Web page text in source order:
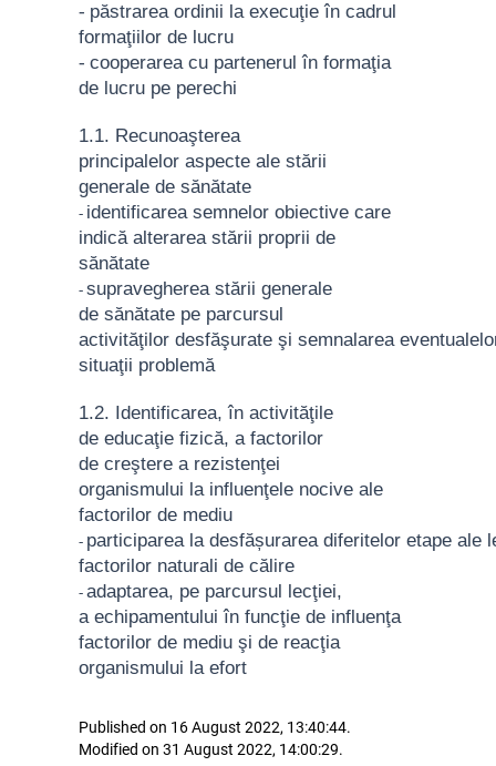
- păstrarea ordinii la execuţie în cadrul
formaţiilor de lucru
- cooperarea cu partenerul în formaţia
de lucru pe perechi
1.1. Recunoaşterea
principalelor aspecte ale stării
generale de sănătate
- identificarea semnelor obiective care
indică alterarea stării proprii de
sănătate
- supravegherea stării generale
de sănătate pe parcursul
activităţilor desfăşurate şi semnalarea
situaţii problemă
1.2. Identificarea, în activităţile
de educaţie fizică, a factorilor
de creştere a rezistenţei
organismului la influenţele nocive ale
factorilor de mediu
- participarea la desfășurareadiferitelor etape ale
factorilor naturali de călire
- adaptarea, pe parcursul lecţiei,
aechipamentului în funcţie de influenţa
factorilor de mediu şi de reacţia
organismului la efort
Published on 16 August 2022, 13:40:44.
Modified on 31 August 2022, 14:00:29.